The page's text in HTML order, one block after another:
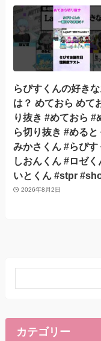
らぴすくんの好き
は？ めておら めて
り抜き #めておら #
ら切り抜き #めると
みかさくん #らぴす
しおんくん #ロゼく
いとくん #stpr
2026年8月2日
カテゴリー